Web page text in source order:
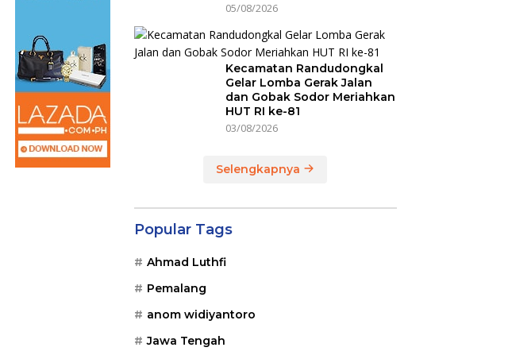
05/08/2026
Kecamatan Randudongkal
Gelar Lomba Gerak Jalan
dan Gobak Sodor Meriahkan
HUT RI ke-81
03/08/2026
Selengkapnya
Popular Tags
Ahmad Luthfi
Pemalang
anom widiyantoro
Jawa Tengah